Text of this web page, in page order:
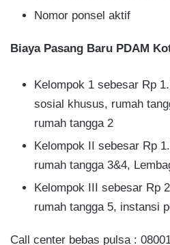
Nomor ponsel aktif
Biaya Pasang Baru PDAM
Kelompok 1 sebesar Rp
sosial khusus, rumah
rumah tangga 2
Kelompok II sebesar Rp
rumah tangga 3&4,
Kelompok III sebesar Rp
rumah tangga 5, instansi
Call center bebas pulsa :